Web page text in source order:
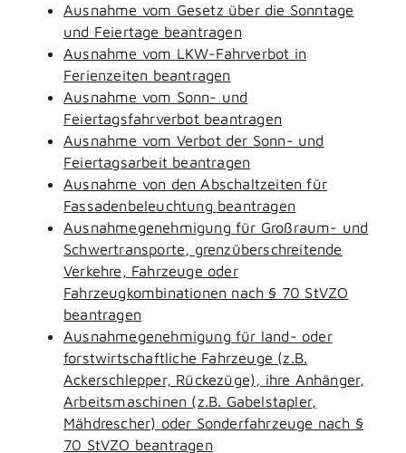
Ausnahme vom Gesetz über die Sonntage
und Feiertage beantragen
Ausnahme vom LKW-Fahrverbot in
Ferienzeiten beantragen
Ausnahme vom Sonn- und
Feiertagsfahrverbot beantragen
Ausnahme vom Verbot der Sonn- und
Feiertagsarbeit beantragen
Ausnahme von den Abschaltzeiten für
Fassadenbeleuchtung beantragen
Ausnahmegenehmigung für Großraum- und
Schwertransporte, grenzüberschreitende
Verkehre, Fahrzeuge oder
Fahrzeugkombinationen nach § 70 StVZO
beantragen
Ausnahmegenehmigung für land- oder
forstwirtschaftliche Fahrzeuge (z.B.
Ackerschlepper, Rückezüge), ihre Anhänger,
Arbeitsmaschinen (z.B. Gabelstapler,
Mähdrescher) oder Sonderfahrzeuge nach §
70 StVZO beantragen